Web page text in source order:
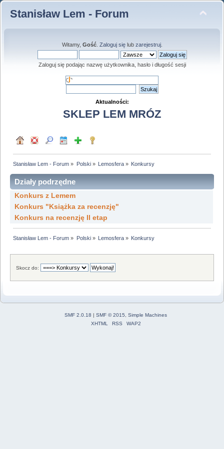
Stanisław Lem - Forum
Witamy, Gość. Zaloguj sięlub zarejestruj.
Zaloguj się podając nazwę użytkownika, hasło i długość sesji
Aktualności:
SKLEP LEM MRÓZ
Stanisław Lem - Forum » Polski» Lemosfera» Konkursy
Działy podrzędne
Konkurs z Lemem
Konkurs "Książka za recenzję"
Konkurs na recenzję II etap
Stanisław Lem - Forum » Polski» Lemosfera» Konkursy
Skocz do:
SMF 2.0.18 | SMF © 2015
Simple Machines
XHTML
RSS WAP2